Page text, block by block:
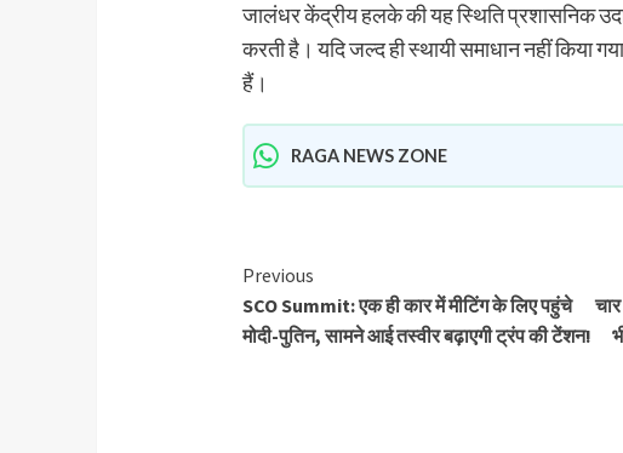
जालंधर केंद्रीय हलके की यह स्थिति प्रशासनिक
करती है। यदि जल्द ही स्थायी समाधान नहीं किया
हैं।
RAGA NEWS ZONE
Previous
SCO Summit: एक ही कार में मीटिंग के लिए पहुंचे
मोदी-पुतिन, सामने आई तस्वीर बढ़ाएगी ट्रंप की टेंशन!